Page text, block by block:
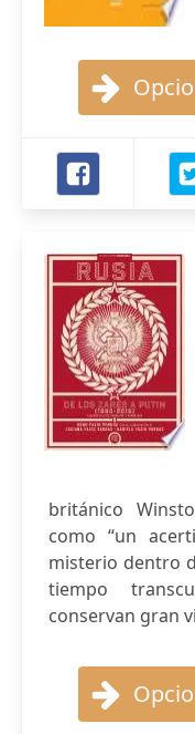
británico
como “un
misterio dentro
tiempo
conservan gran